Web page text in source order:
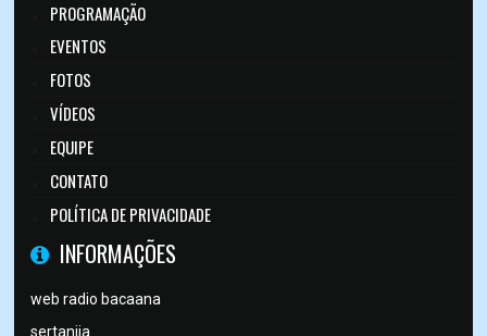
PROGRAMAÇÃO
EVENTOS
FOTOS
VÍDEOS
EQUIPE
CONTATO
POLÍTICA DE PRIVACIDADE
INFORMAÇÕES
web radio bacaana
sertanija